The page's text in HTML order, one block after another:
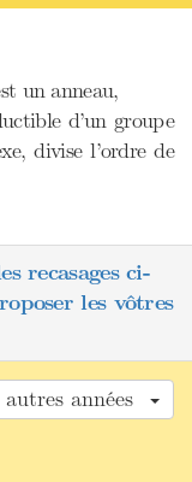
un anneau,
d’un groupe
divise l’ordre de
recasages ci-
les vôtres
années